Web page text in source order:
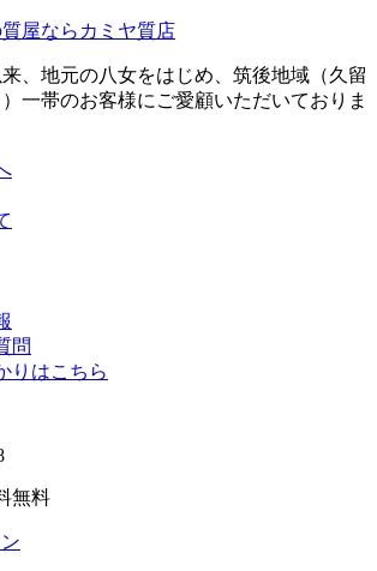
、地元の八女をはじめ、筑後地域（久留
一帯のお客様にご愛顧いただいておりま
問
無料